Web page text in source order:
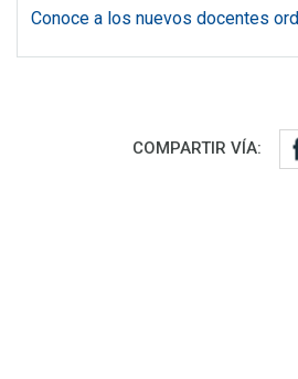
Conoce a los nuevos docentes
Redes sociales
COMPARTIR VÍA: